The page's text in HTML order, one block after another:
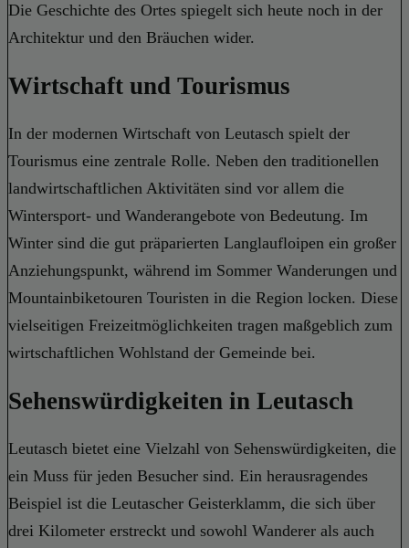
Die Geschichte des Ortes spiegelt sich heute noch in der
Architektur und den Bräuchen wider.
Wirtschaft und Tourismus
In der modernen Wirtschaft von Leutasch spielt der
Tourismus eine zentrale Rolle. Neben den traditionellen
landwirtschaftlichen Aktivitäten sind vor allem die
Wintersport- und Wanderangebote von Bedeutung. Im
Winter sind die gut präparierten Langlaufloipen ein großer
Anziehungspunkt, während im Sommer Wanderungen und
Mountainbiketouren Touristen in die Region locken. Diese
vielseitigen Freizeitmöglichkeiten tragen maßgeblich zum
wirtschaftlichen Wohlstand der Gemeinde bei.
Sehenswürdigkeiten in Leutasch
Leutasch bietet eine Vielzahl von Sehenswürdigkeiten, die
ein Muss für jeden Besucher sind. Ein herausragendes
Beispiel ist die Leutascher Geisterklamm, die sich über
drei Kilometer erstreckt und sowohl Wanderer als auch